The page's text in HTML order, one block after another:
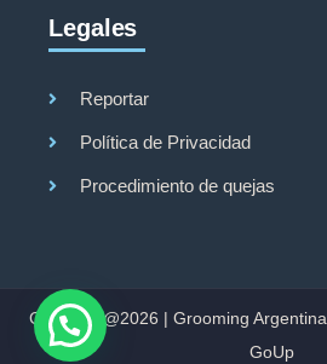
Legales
Reportar
Política de Privacidad
Procedimiento de quejas
Copyright@2026 | Grooming Argentina
GoUp